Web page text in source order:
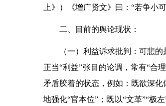
上》）
《增广贤文》曰：“若争小
二、目前的舆论现状 ：
（一）利益诉求批判：可悲
正当“利益”张目的论调，常有“合
矛盾胶着的状态，例如：既欲深
地强化“官本位” ；既以“文革”“极左